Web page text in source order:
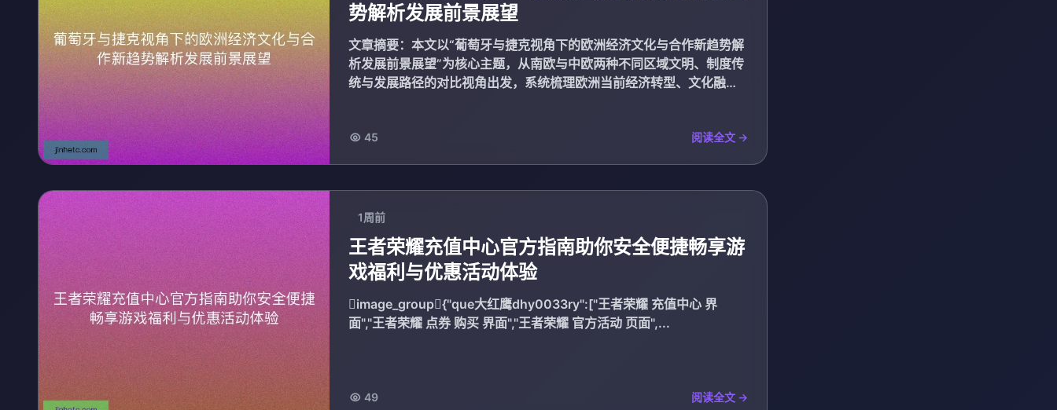
势解析发展前景展望
文章摘要：本文以“葡萄牙与捷克视角下的欧洲经济文化与合作新趋势解
析发展前景展望”为核心主题，从南欧与中欧两种不同区域文明、制度传
统与发展路径的对比视角出发，系统梳理欧洲当前经济转型、文化融合
45 阅读全文 →
1周前
王者荣耀充值中心官方指南助你安全便捷畅享游
戏福利与优惠活动体验
image_group{"que大红鹰dhy0033ry":["王者荣耀 充值中心 界
面","王者荣耀 点券 购买 界面","王者荣耀 官方活动 页面",...
49 阅读全文 →